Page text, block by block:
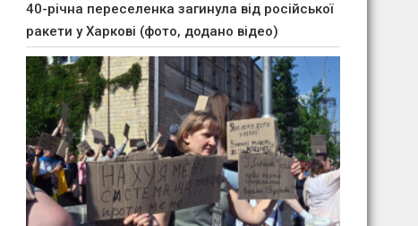
40-річна переселенка загинула від російської
ракети у Харкові (фото, додано відео)